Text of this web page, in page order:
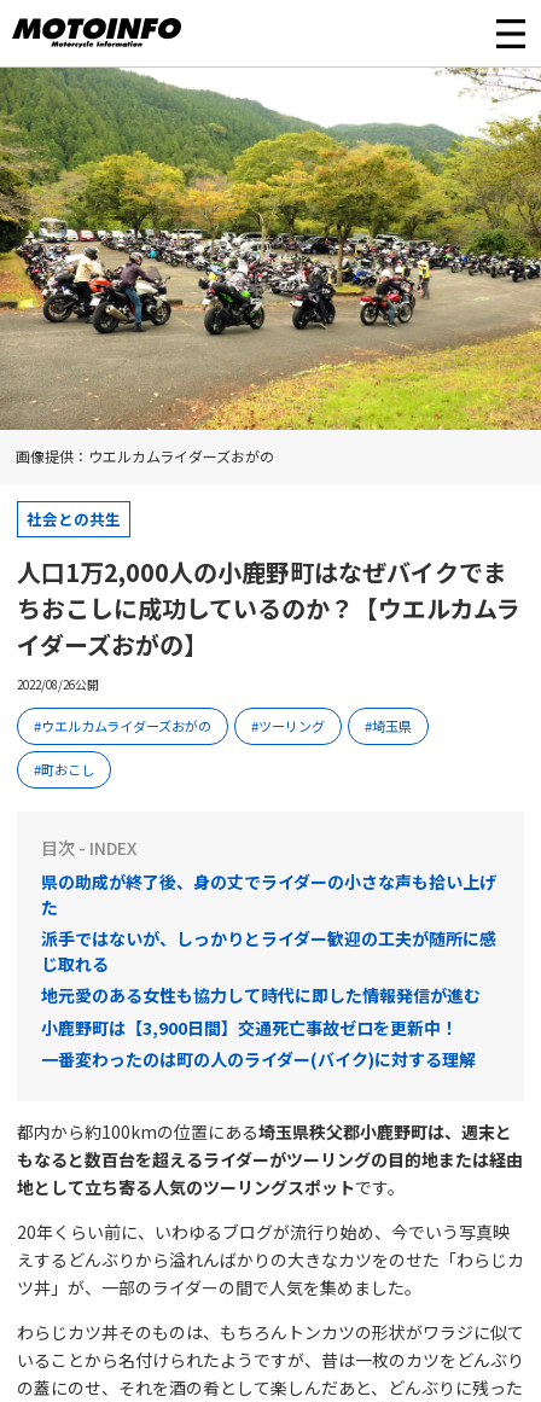
画像提供：ウエルカムライダーズおがの
社会との共生
人口1万2,000人の小鹿野町はなぜバイクでま
ちおこしに成功しているのか？【ウエルカムラ
イダーズおがの】
2022/08/26公開
ウエルカムライダーズおがの ツーリング 埼玉県
町おこし
目次 - INDEX
県の助成が終了後、身の丈でライダーの小さな声も拾い上げ
た
派手ではないが、しっかりとライダー歓迎の工夫が随所に感
じ取れる
地元愛のある女性も協力して時代に即した情報発信が進む
小鹿野町は【3,900日間】交通死亡事故ゼロを更新中！
一番変わったのは町の人のライダー(バイク)に対する理解
都内から約100kmの位置にある埼玉県秩父郡小鹿野町は、週末と
もなると数百台を超えるライダーがツーリングの目的地または経由
地として立ち寄る人気のツーリングスポットです。
20年くらい前に、いわゆるブログが流行り始め、今でいう写真映
えするどんぶりから溢れんばかりの大きなカツをのせた「わらじカ
ツ丼」が、一部のライダーの間で人気を集めました。
わらじカツ丼そのものは、もちろんトンカツの形状がワラジに似て
いることから名付けられたようですが、昔は一枚のカツをどんぶり
の蓋にのせ、それを酒の肴として楽しんだあと、どんぶりに残った